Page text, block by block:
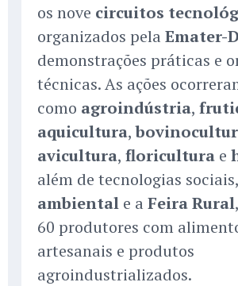
os nove circuitos
organizados pela Emater-
demonstrações práticas e
técnicas. As ações
como agroindústria,
aquicultura,
avicultura, floricultura e
além de tecnologias sociais,
ambiental e a Feira Rural
60 produtores com
artesanais e produtos
agroindustrializados.